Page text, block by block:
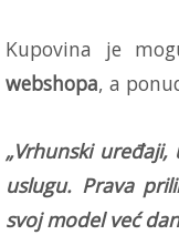
Kupovina je
webshopa, a
„Vrhunski
uslugu. Prava
svoj model već